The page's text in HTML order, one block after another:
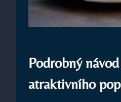
Podrobný
atraktivního